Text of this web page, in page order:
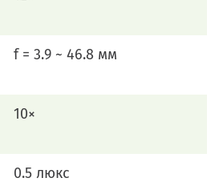
f = 3.9 ~ 46.8 мм
10×
0.5 люкс